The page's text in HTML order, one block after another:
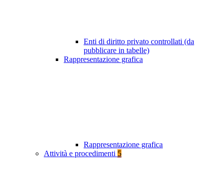
Enti di diritto privato controllati (da
pubblicare in tabelle)
Rappresentazione grafica
Rappresentazione grafica
Attività e procedimenti 5